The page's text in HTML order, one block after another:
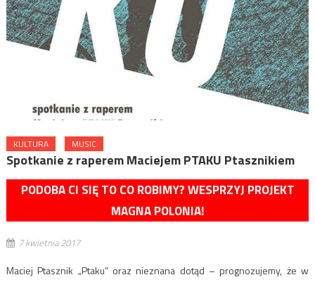
KULTURA MUSIC
Spotkanie z raperem Maciejem PTAKU Ptasznikiem
PODOBA CI SIĘ TO CO ROBIMY? WESPRZYJ PROJEKT
MAGNA POLONIA!
7 kwietnia 2017
Maciej Ptasznik „Ptaku” oraz nieznana dotąd – prognozujemy, że w